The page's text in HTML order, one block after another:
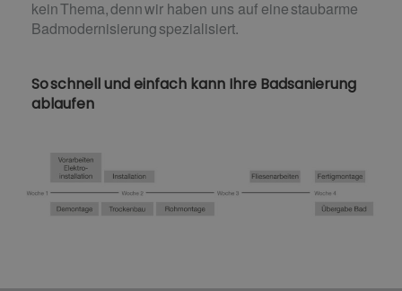
kein Thema, denn wir haben uns auf eine staubarme
Badmodernisierung spezialisiert.
So schnell und einfach kann Ihre Badsanierung
ablaufen